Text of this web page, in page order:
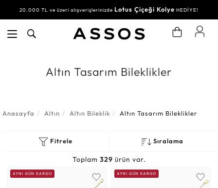
20.000 TL ve üzeri alışverişlerinizde Lotus Çiçeği Kolye HEDİYE!
Altın Tasarım Bileklikler
Anasayfa Altın Altın Bileklik Altın Tasarım Bileklikler
Fitrele Sıralama
Toplam 329 ürün var.
AYNI GÜN KARGO AYNI GÜN KARGO